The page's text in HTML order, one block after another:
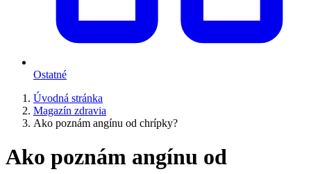
Ostatné
Úvodná stránka
Magazín zdravia
Ako poznám angínu od chrípky?
Ako poznám angínu od